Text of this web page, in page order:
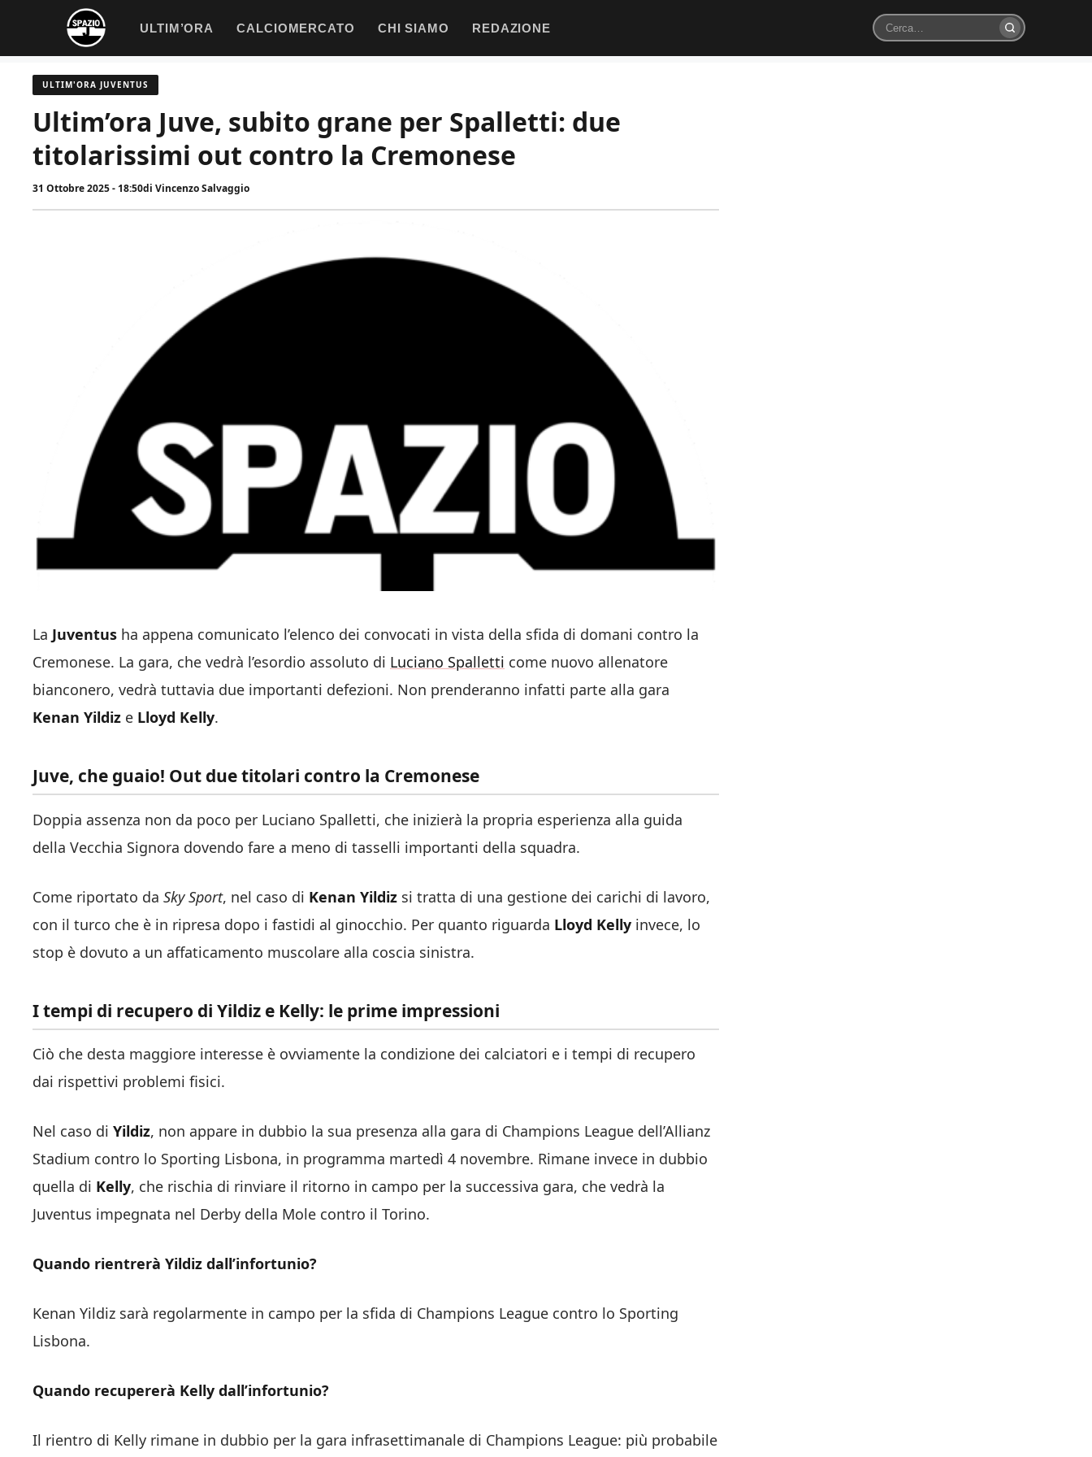
contenuto
ULTIM’ORA CALCIOMERCATO CHI SIAMO REDAZIONE
Cerca
ULTIM'ORA JUVENTUS
Ultim’ora Juve, subito grane per Spalletti: due
titolarissimi out contro la Cremonese
31 Ottobre 2025 - 18:50di Vincenzo Salvaggio
La Juventus ha appena comunicato l’elenco dei convocati in vista della sfida di domani contro la
Cremonese. La gara, che vedrà l’esordio assoluto di Luciano Spalletti come nuovo allenatore
bianconero, vedrà tuttavia due importanti defezioni. Non prenderanno infatti parte alla gara
Kenan Yildiz e Lloyd Kelly.
Juve, che guaio! Out due titolari contro la Cremonese
Doppia assenza non da poco per Luciano Spalletti, che inizierà la propria esperienza alla guida
della Vecchia Signora dovendo fare a meno di tasselli importanti della squadra.
Come riportato da Sky Sport, nel caso di Kenan Yildiz si tratta di una gestione dei carichi di lavoro,
con il turco che è in ripresa dopo i fastidi al ginocchio. Per quanto riguarda Lloyd Kelly invece, lo
stop è dovuto a un affaticamento muscolare alla coscia sinistra.
I tempi di recupero di Yildiz e Kelly: le prime impressioni
Ciò che desta maggiore interesse è ovviamente la condizione dei calciatori e i tempi di recupero
dai rispettivi problemi fisici.
Nel caso di Yildiz, non appare in dubbio la sua presenza alla gara di Champions League dell’Allianz
Stadium contro lo Sporting Lisbona, in programma martedì 4 novembre. Rimane invece in dubbio
quella di Kelly, che rischia di rinviare il ritorno in campo per la successiva gara, che vedrà la
Juventus impegnata nel Derby della Mole contro il Torino.
Quando rientrerà Yildiz dall’infortunio?
Kenan Yildiz sarà regolarmente in campo per la sfida di Champions League contro lo Sporting
Lisbona.
Quando recupererà Kelly dall’infortunio?
Il rientro di Kelly rimane in dubbio per la gara infrasettimanale di Champions League: più probabile